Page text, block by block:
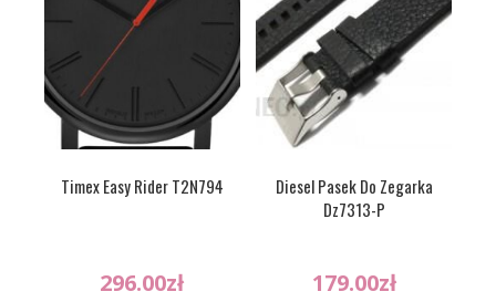
Timex Easy Rider T2N794
296.00zł
Diesel Pasek Do Zegarka
Dz7313-P
179.00zł